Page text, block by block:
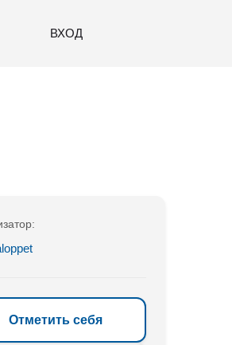
ВХОД
Отметить себя